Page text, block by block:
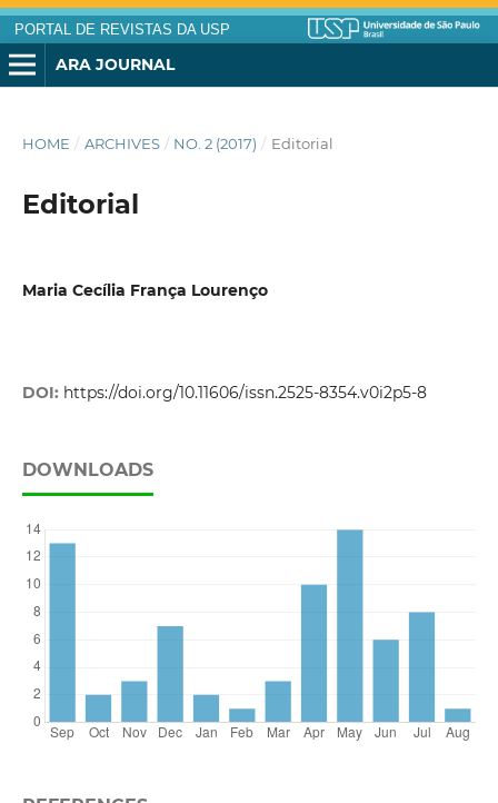
PORTAL DE REVISTAS DA USP
ARA JOURNAL
HOME / ARCHIVES / NO. 2 (2017) / Editorial
Editorial
Maria Cecília França Lourenço
DOI: https://doi.org/10.11606/issn.2525-8354.v0i2p5-8
DOWNLOADS